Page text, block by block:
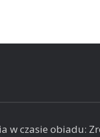
w czasie obiadu: